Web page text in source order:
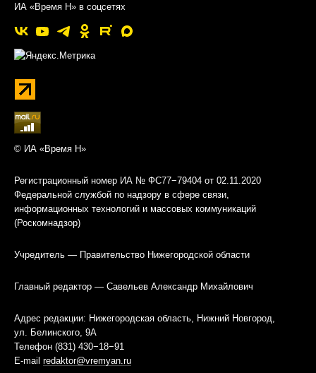
ИА «Время Н» в соцсетях
© ИА «Время Н»
Регистрационный номер ИА № ФС77−79404 от 02.11.2020
Федеральной службой по надзору в сфере связи,
информационных технологий и массовых коммуникаций
(Роскомнадзор)
Учредитель — Правительство Нижегородской области
Главный редактор — Савельев Александр Михайлович
Адрес редакции: Нижегородская область, Нижний Новгород,
ул. Белинского, 9А
Телефон (831) 430−18−91
E-mail redaktor@vremyan.ru